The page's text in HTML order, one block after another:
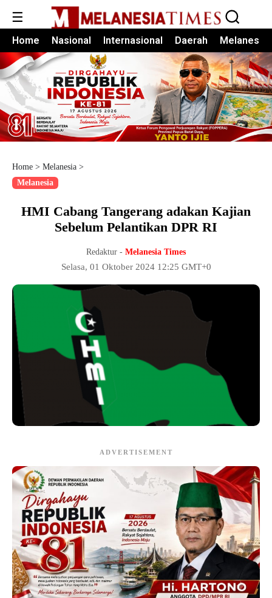
☰
Home Nasional Internasional Daerah Melanesia
Home > Melanesia >
Melanesia
HMI Cabang Tangerang adakan Kajian
Sebelum Pelantikan DPR RI
Redaktur - Melanesia Times
Selasa, 01 Oktober 2024 12:25 GMT+0
ADVERTISEMENT